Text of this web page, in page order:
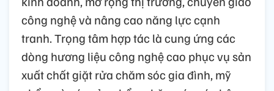
công nghệ và nâng cao năng lực cạnh
tranh. Trọng tâm hợp tác là cung ứng các
dòng hương liệu công nghệ cao phục vụ sản
xuất chất giặt rửa chăm sóc gia đình, mỹ